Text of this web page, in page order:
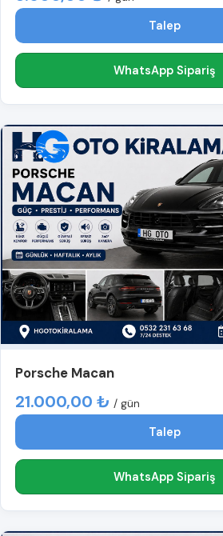
Talep
WhatsApp Sipariş
Porsche Macan
21.000,00 ₺ / gün
Talep
WhatsApp Sipariş